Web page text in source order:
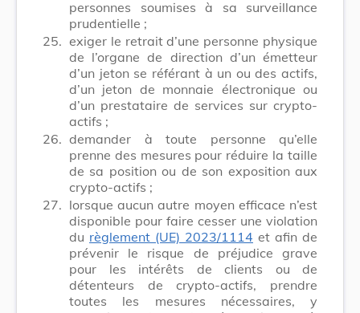
personnes soumises à sa surveillance
prudentielle ;
25. exiger le retrait d’une personne physique
de l’organe de direction d’un émetteur
d’un jeton se référant à un ou des actifs,
d’un jeton de monnaie électronique ou
d’un prestataire de services sur crypto-
actifs ;
26. demander à toute personne qu’elle
prenne des mesures pour réduire la taille
de sa position ou de son exposition aux
crypto-actifs ;
27. lorsque aucun autre moyen efficace n’est
disponible pour faire cesser une violation
du règlement (UE) 2023/1114 et afin de
prévenir le risque de préjudice grave
pour les intérêts de clients ou de
détenteurs de crypto-actifs, prendre
toutes les mesures nécessaires, y